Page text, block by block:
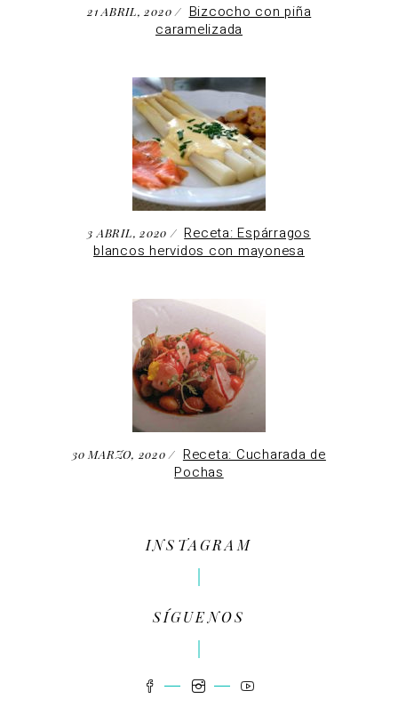
21 ABRIL, 2020
Bizcocho con piña
caramelizada
3 ABRIL, 2020
Receta: Espárragos
blancos hervidos con mayonesa
30 MARZO, 2020
Receta: Cucharada de
Pochas
INSTAGRAM
SÍGUENOS